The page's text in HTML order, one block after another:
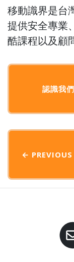
移動識界是台
提供安全專業
酷課程以及顧
認識我們
← PREVIOUS